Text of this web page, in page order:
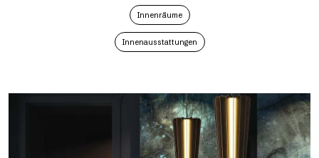
Innenräume
Innenausstattungen